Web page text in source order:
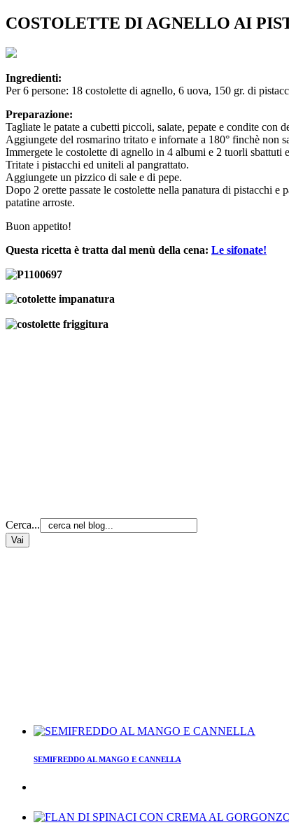
COSTOLETTE DI AGNELLO AI
Ingredienti:
Per 6 persone: 18 costolette di agnello, 6 uova, 150 gr. di
Preparazione:
Tagliate le patate a cubetti piccoli, salate, pepate e condite con
Aggiungete del rosmarino tritato e infornate a 180° finchè non
Immergete le costolette di agnello in 4 albumi e 2 tuorli sbattuti
Tritate i pistacchi ed uniteli al pangrattato.
Aggiungete un pizzico di sale e di pepe.
Dopo 2 orette passate le costolette nella panatura di pistacchi
patatine arroste.
Buon appetito!
Questa ricetta è tratta dal menù della cena: Le sifonate!
Cerca...
SEMIFREDDO AL MANGO E CANNELLA